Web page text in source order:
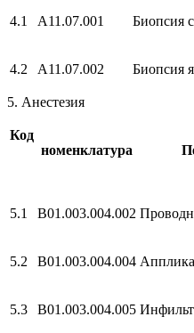
4.1 А11.07.001 Биопсия
4.2 А11.07.002 Биопсия
5. Анестезия
Код
номенклатура
5.1 B01.003.004.002
5.2 B01.003.004.004
5.3 B01.003.004.005